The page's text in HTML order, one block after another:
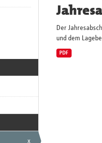
x
Der
und dem
PDF